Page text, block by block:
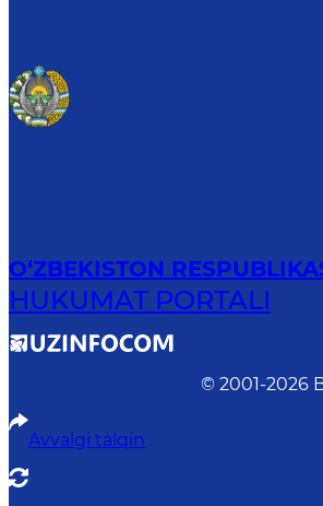
O‘ZBEKISTON
HUKUMAT PORTALI
© 2001-2026
Avvalgi talqin